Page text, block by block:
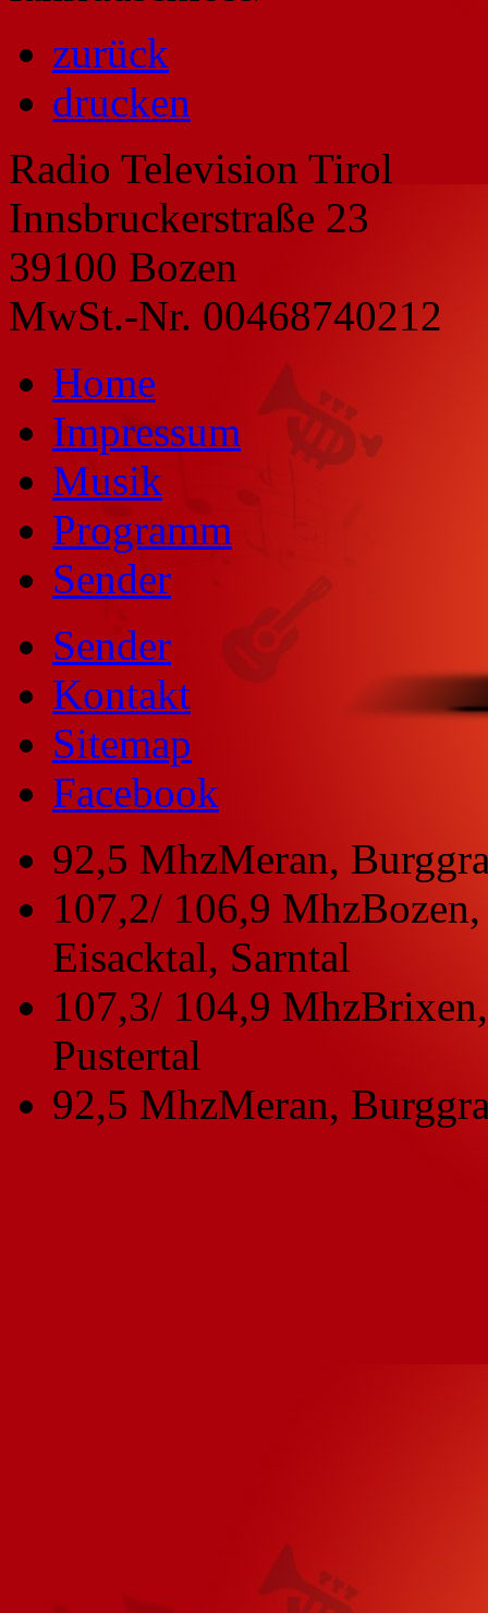
zurück
drucken
Radio Television Tirol
Innsbruckerstraße 23
39100 Bozen
MwSt.-Nr. 00468740212
Home
Impressum
Musik
Programm
Sender
Sender
Kontakt
Sitemap
Facebook
92,5 MhzMeran,
107,2/ 106,9 Mhz
Eisacktal, Sarntal
107,3/ 104,9 Mhz
Pustertal
92,5 MhzMeran,